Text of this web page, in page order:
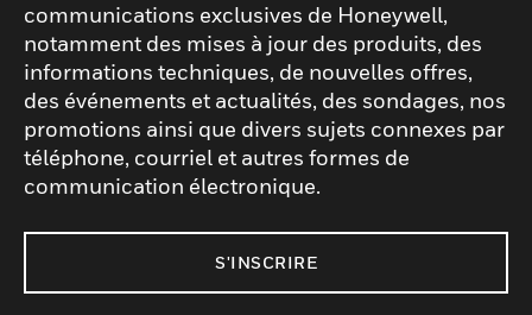
communications exclusives de Honeywell,
notamment des mises à jour des produits, des
informations techniques, de nouvelles offres,
des événements et actualités, des sondages, nos
promotions ainsi que divers sujets connexes par
téléphone, courriel et autres formes de
communication électronique.
S'INSCRIRE